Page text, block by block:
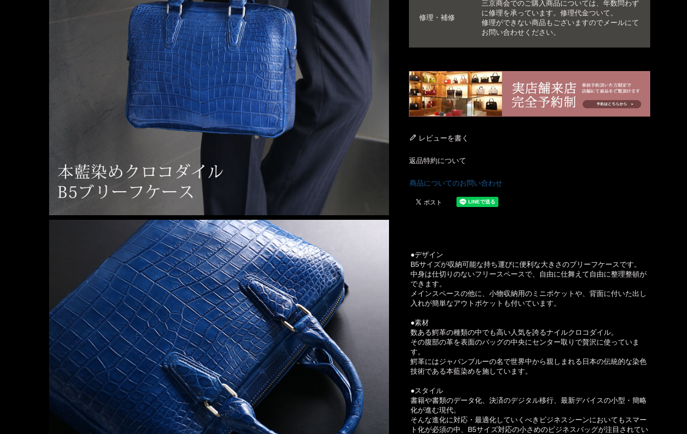
修理・補修
三京商会でのご購入商品については、年数問わず
に修理を承っています。 修理代金ついて。
修理ができない商品もございますのでメールにて
お問い合わせください。
レビューを書く
返品特約について
商品についてのお問い合わせ
●デザイン
B5サイズが収納可能な持ち運びに便利な大きさのブリーフケースです。
中身は仕切りのないフリースペースで、自由に仕舞えて自由に整理整頓が
できます。
メインスペースの他に、小物収納用のミニポケットや、背面に付いた出し
入れが簡単なアウトポケットも付いています。
●素材
数ある鰐革の種類の中でも高い人気を誇るナイルクロコダイル。
その腹部の革を表面のバッグの中央にセンター取りで贅沢に使っていま
す。
鰐革にはジャパンブルーの名で世界中から親しまれる日本の伝統的な染色
技術である本藍染めを施しています。
●スタイル
書籍や書類のデータ化、決済のデジタル移行、最新デバイスの小型・簡略
化が進む現代。
そんな進化に対応・最適化していくべきビジネスシーンにおいてもスマー
ト化が必須の中、B5サイズ対応の小さめのビジネスバッグが注目されてい